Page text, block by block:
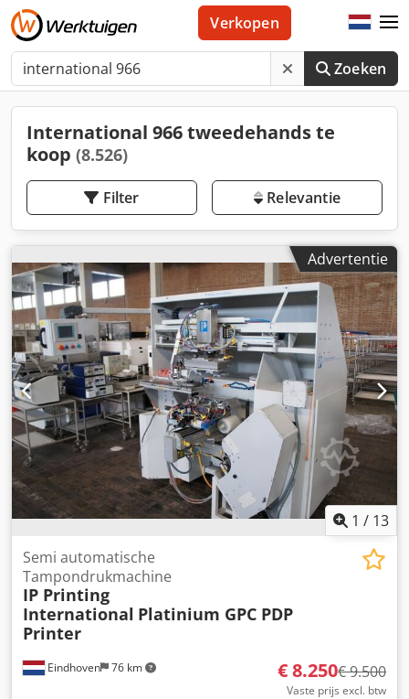
Zoeken
Verkopen
International 966 tweedehands te
koop (8.526)
Filter Relevantie
Advertentie
1 / 13
Eindhoven 76 km
Semi automatische
Tampondrukmachine
IP Printing
International Platinium GPC PDP
Printer
€ 8.250€ 9.500
Vaste prijs excl. btw